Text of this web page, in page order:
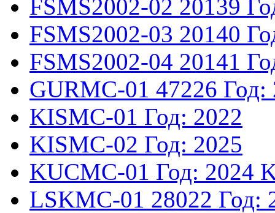
FSMS2002-02 20139
FSMS2002-03 20140
FSMS2002-04 20141
GURMC-01 47226 Год:
KISMC-01 Год: 2022
KISMC-02 Год: 2025
KUCMC-01 Год: 2024
LSKMC-01 28022 Год: